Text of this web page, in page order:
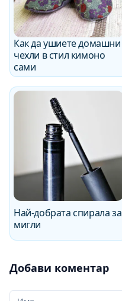
Как да ушиете домашни
чехли в стил кимоно
сами
Най-добрата спирала за
мигли
Добави коментар
Вашето име